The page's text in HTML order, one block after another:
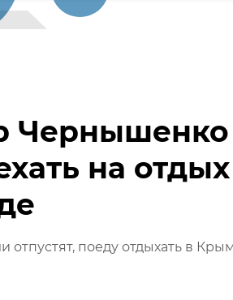
Чернышенко
на
поеду отдыхать в